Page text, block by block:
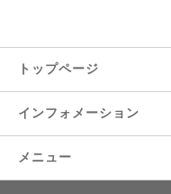
トップページ
インフォメーション
メニュー